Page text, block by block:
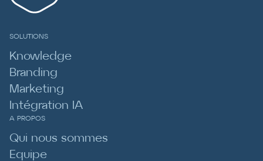
SOLUTIONS
Knowledge
Branding
Marketing
Intégration IA
A PROPOS
Qui nous sommes
Equipe